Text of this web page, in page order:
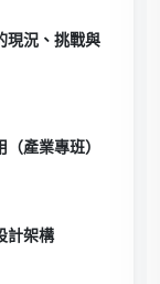
現況、挑戰與
產業專班）
計架構